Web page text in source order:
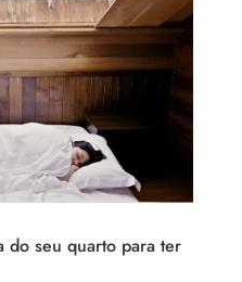
do seu quarto para ter